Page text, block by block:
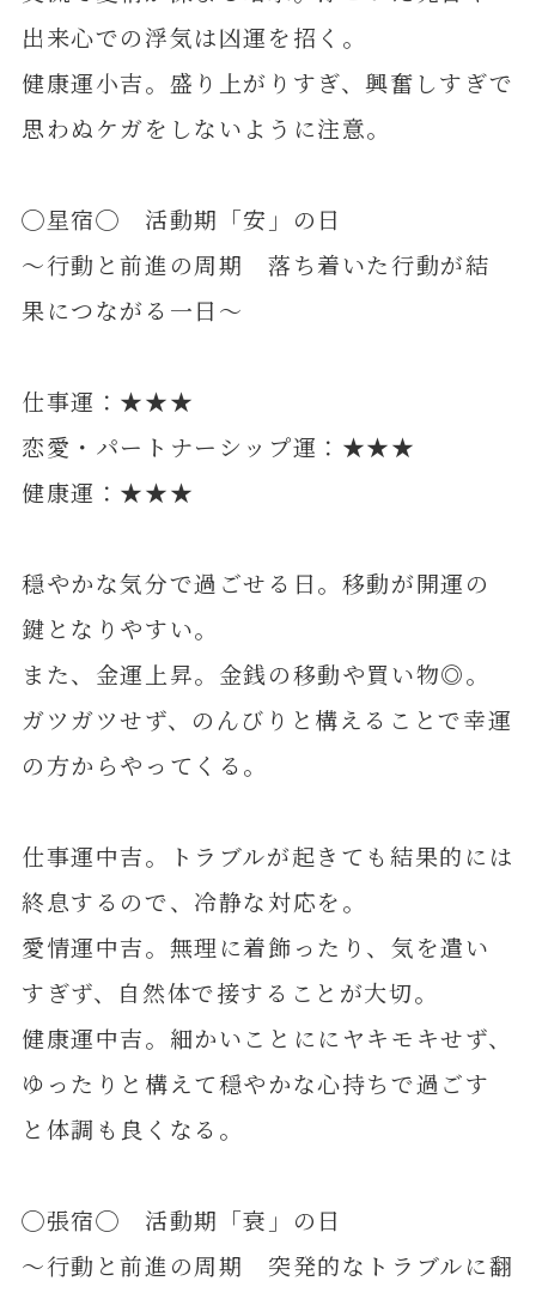
出来心での浮気は凶運を招く。
健康運小吉。盛り上がりすぎ、興奮しすぎで
思わぬケガをしないように注意。
◯星宿◯ 活動期「安」の日
～行動と前進の周期 落ち着いた行動が結
果につながる一日～
仕事運：★★★
恋愛・パートナーシップ運：★★★
健康運：★★★
穏やかな気分で過ごせる日。移動が開運の
鍵となりやすい。
また、金運上昇。金銭の移動や買い物◎。
ガツガツせず、のんびりと構えることで幸運
の方からやってくる。
仕事運中吉。トラブルが起きても結果的には
終息するので、冷静な対応を。
愛情運中吉。無理に着飾ったり、気を遣い
すぎず、自然体で接することが大切。
健康運中吉。細かいことににヤキモキせず、
ゆったりと構えて穏やかな心持ちで過ごす
と体調も良くなる。
◯張宿◯ 活動期「衰」の日
～行動と前進の周期 突発的なトラブルに翻